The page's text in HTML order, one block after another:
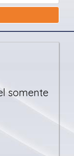
somente